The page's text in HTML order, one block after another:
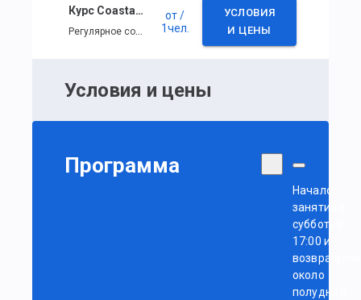
Курс Coastal Skipper
Регулярное событие
от/
1чел.
УСЛОВИЯ
И ЦЕНЫ
Условия и цены
Программа
Начало
занятий в
субботу в
17:00 и
около
полудня в